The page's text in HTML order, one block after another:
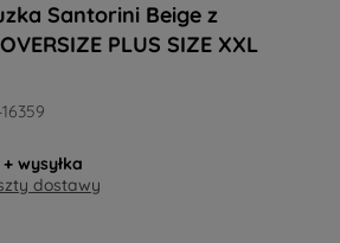
Santorini Beige z
PLUS SIZE XXL
+ wysyłka
dostawy